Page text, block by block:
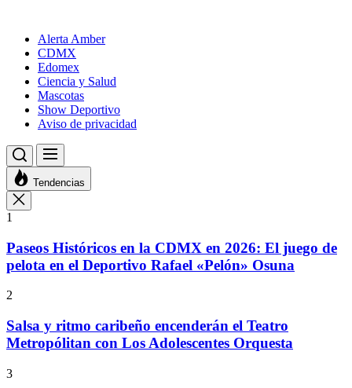
Alerta Amber
CDMX
Edomex
Ciencia y Salud
Mascotas
Show Deportivo
Aviso de privacidad
Tendencias
1
Paseos Históricos en la CDMX en 2026: El juego de
pelota en el Deportivo Rafael «Pelón» Osuna
2
Salsa y ritmo caribeño encenderán el Teatro
Metropólitan con Los Adolescentes Orquesta
3